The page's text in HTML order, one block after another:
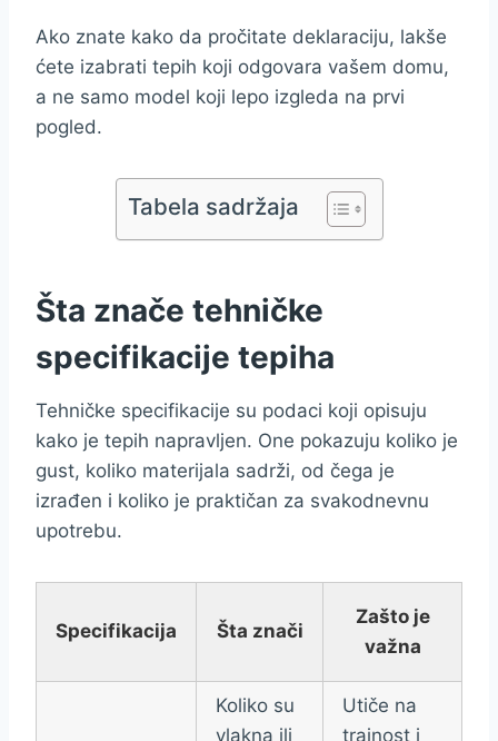
Ako znate kako da pročitate deklaraciju, lakše
ćete izabrati tepih koji odgovara vašem domu,
a ne samo model koji lepo izgleda na prvi
pogled.
Tabela sadržaja
Šta znače tehničke
specifikacije tepiha
Tehničke specifikacije su podaci koji opisuju
kako je tepih napravljen. One pokazuju koliko je
gust, koliko materijala sadrži, od čega je
izrađen i koliko je praktičan za svakodnevnu
upotrebu.
Specifikacija Šta znači
Zašto je
važna
Koliko su
vlakna ili
Utiče na
trajnost i